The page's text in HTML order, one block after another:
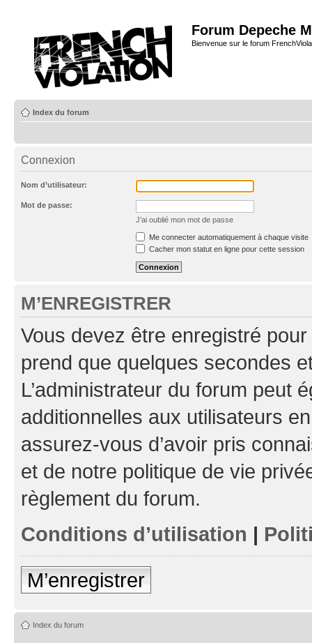
Forum Depeche
Bienvenue sur le forum
Index du forum
Connexion
Nom d’utilisateur:
Mot de passe:
J’ai oublié mon mot de passe
Me connecter automatiquement à chaque visite
Cacher mon statut en ligne pour cette session
M’ENREGISTRER
Vous devez être enregistré
prend que quelques secondes
L’administrateur du forum peut
additionnelles aux utilisateurs
assurez-vous d’avoir pris
et de notre politique de vie
règlement du forum.
Conditions d’utilisation |
M’enregistrer
Index du forum